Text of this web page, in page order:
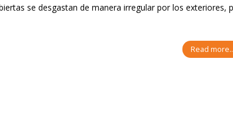
se desgastan de manera irregular por los exteriores,
Read